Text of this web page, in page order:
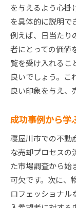
を与えるよう心掛
を具体的に説明で
例えば、日当たり
者にとっての価値
覧を受け入れるこ
良いでしょう。こ
良い印象を与え、
成功事例から学
寝屋川市での不動
な売却プロセスの
た市場調査から始
可欠です。次に、
ロフェッショナル